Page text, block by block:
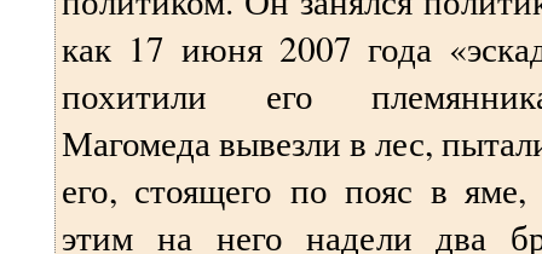
как 17 июня 2007 года
похитили его
Магомеда вывезли в лес,
его, стоящего по пояс в
этим на него надели два